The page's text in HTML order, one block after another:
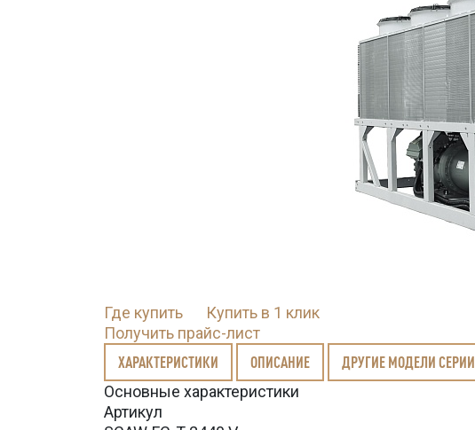
Где купить
Купить в 1 клик
Получить прайс-лист
ХАРАКТЕРИСТИКИ ОПИСАНИЕ ДРУГИЕ МОДЕЛИ СЕРИИ
Основные характеристики
Артикул